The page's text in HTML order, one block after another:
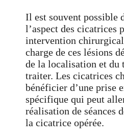
Il est souvent possible
l’aspect des cicatrices
intervention
charge de ces lésions
de la localisation et du
traiter. Les cicatrices
bénéficier d’une prise
spécifique qui peut
réalisation de séances
la cicatrice opérée.